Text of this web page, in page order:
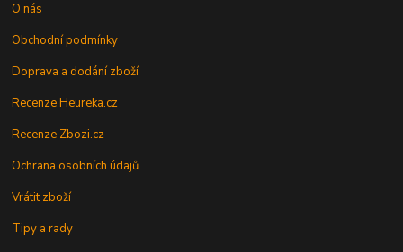
O nás
Obchodní podmínky
Doprava a dodání zboží
Recenze Heureka.cz
Recenze Zbozi.cz
Ochrana osobních údajů
Vrátit zboží
Tipy a rady